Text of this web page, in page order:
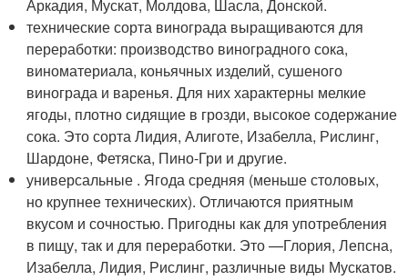
Аркадия, Мускат, Молдова, Шасла, Донской.
технические сорта винограда выращиваются для
переработки: производство виноградного сока,
виноматериала, коньячных изделий, сушеного
винограда и варенья. Для них характерны мелкие
ягоды, плотно сидящие в грозди, высокое содержание
сока. Это сорта Лидия, Алиготе, Изабелла, Рислинг,
Шардоне, Фетяска, Пино-Гри и другие.
универсальные . Ягода средняя (меньше столовых,
но крупнее технических). Отличаются приятным
вкусом и сочностью. Пригодны как для употребления
в пищу, так и для переработки. Это —Глория, Лепсна,
Изабелла, Лидия, Рислинг, различные виды Мускатов.